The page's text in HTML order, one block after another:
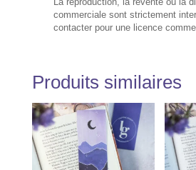
commerciale sont strictement
contacter pour une licence
Produits similaires